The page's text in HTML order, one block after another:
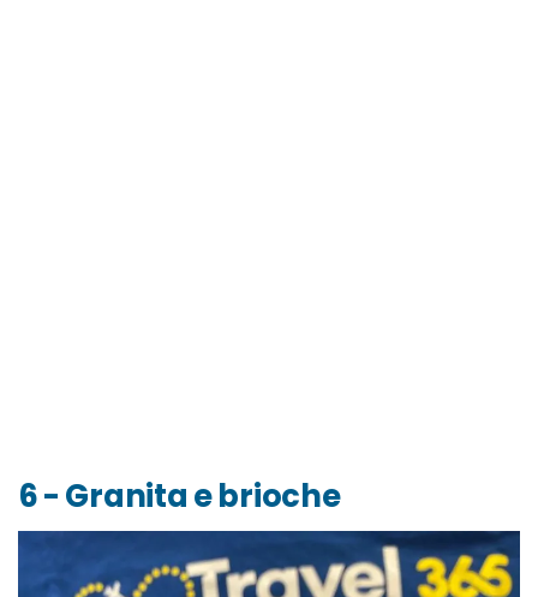
6 - Granita e brioche